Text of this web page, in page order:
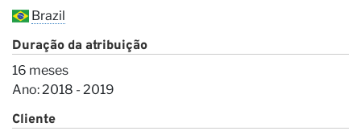
Brazil
Duração da atribuição
16 meses
Ano: 2018 - 2019
Cliente